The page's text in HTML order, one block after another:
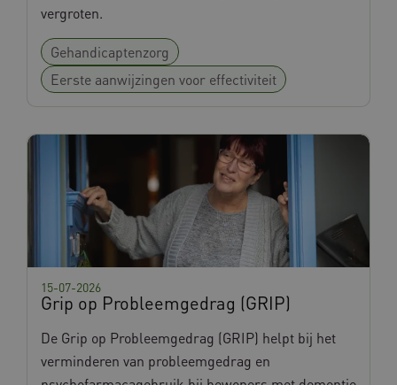
vergroten.
Gehandicaptenzorg
Eerste aanwijzingen voor effectiviteit
Grip op Probleemgedrag (GRIP)
15-07-2026
De Grip op Probleemgedrag (GRIP) helpt bij het
verminderen van probleemgedrag en